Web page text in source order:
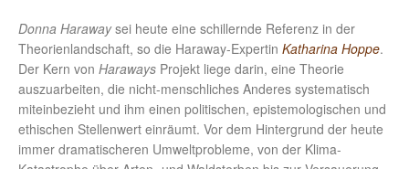
Donna Harawaysei heute eine schillernde Referenz in der
Theorienlandschaft, so die Haraway-Expertin Katharina Hoppe.
Der Kern von Haraways Projekt liege darin, eine Theorie
auszuarbeiten, die nicht-menschliches Anderes systematisch
miteinbezieht und ihm einen politischen, epistemologischen und
ethischen Stellenwert einräumt. Vor dem Hintergrund der heute
immer dramatischeren Umweltprobleme, von der Klima-